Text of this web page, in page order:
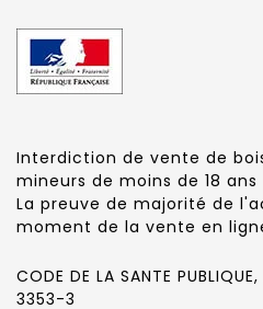
Interdiction de vente de
mineurs de moins de 18 ans
La preuve de majorité de
moment de la vente en
CODE DE LA SANTE
3353-3